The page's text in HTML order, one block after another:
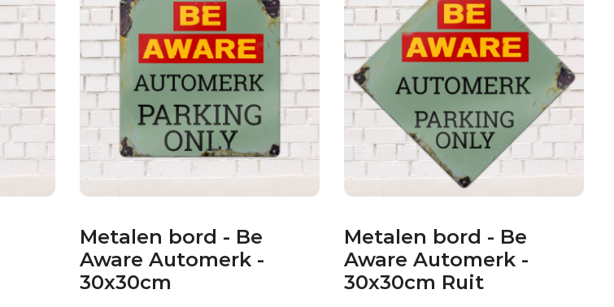
Metalen bord - Be
Aware Automerk -
30x30cm
Metalen bord - Be
Aware Automerk -
30x30cm Ruit